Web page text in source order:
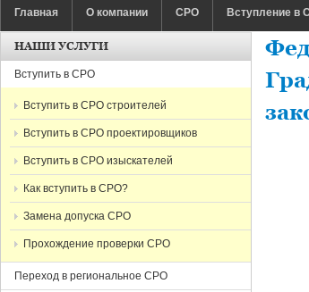
Главная
О компании СРО Вступление в
НАШИ УСЛУГИ
Вступить в СРО
Вступить в СРО строителей
Вступить в СРО проектировщиков
Вступить в СРО изыскателей
Как вступить в СРО?
Замена допуска СРО
Прохождение проверки СРО
Переход в региональное СРО